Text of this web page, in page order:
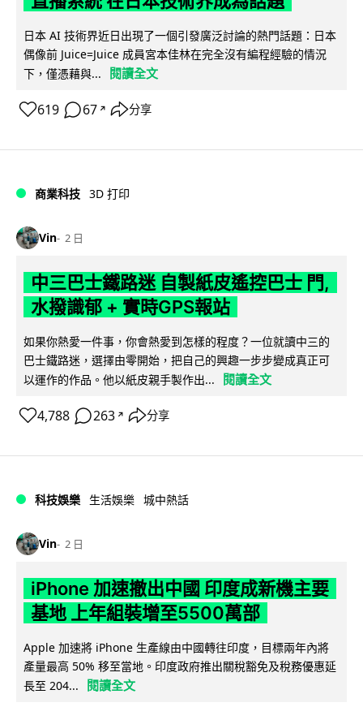
日本 AI 技術界近日出現了一個引發廣泛討論的熱門話題：日本
偶像前 Juice=Juice 成員宮本佳林在完全沒有編程經驗的情況
下，僅憑藉與...
閱讀全文
619 67 ↗ 分享
商業科技 3D 打印
Vin 2 日
中三巴士鐵路迷 自製紙皮遙控巴士 門,
水撥識郁 + 實時GPS報站
如果你熱愛一件事，你會熱愛到怎樣的程度？一位就讀中三的
巴士鐵路迷，選擇由零開始，把自己的興趣一步步變成真正可
以運作的作品。他以紙皮親手製作出...
閱讀全文
4,788 263 ↗ 分享
科技娛樂 生活娛樂 城中熱話
Vin 2 日
iPhone 加速撤出中國 印度成新機主要
基地 上年組裝增至5500萬部
Apple 加速將 iPhone 生產線由中國轉往印度，目標兩年內將
產量最高 50% 移至當地。印度政府推出關稅豁免及稅務優惠延
長至 204...
閱讀全文